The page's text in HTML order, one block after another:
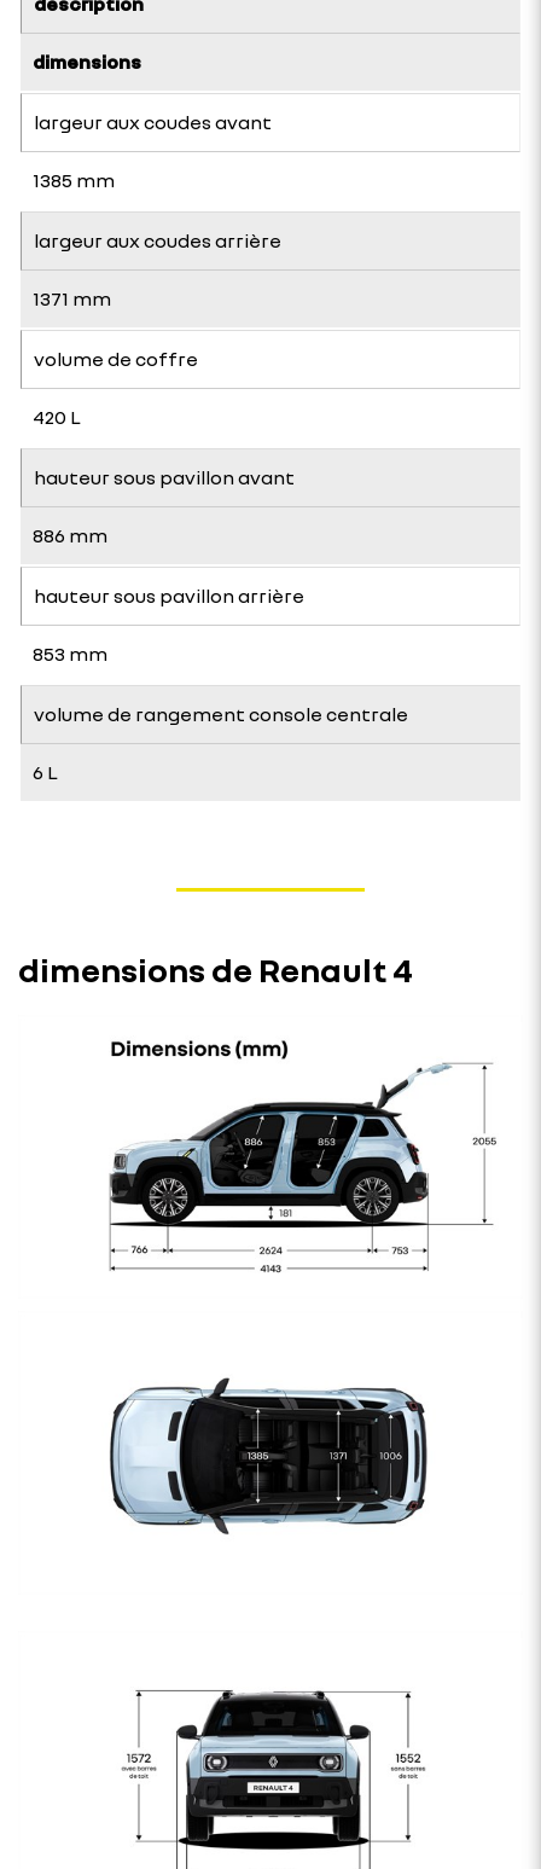
dimensions
largeur aux coudes avant
1385 mm
largeur aux coudes arrière
1371 mm
volume de coffre
420 L
hauteur sous pavillon avant
886 mm
hauteur sous pavillon arrière
853 mm
volume de rangement console centrale
6 L
dimensions de Renault 4